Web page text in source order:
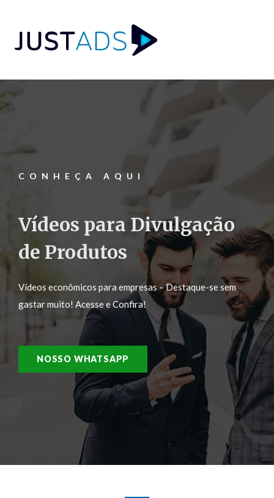
CONHEÇA AQUI
Vídeos para Divulgação
de Produtos
Vídeos econômicos para empresas – Destaque-se sem
gastar muito! Acesse e Confira!
NOSSO WHATSAPP